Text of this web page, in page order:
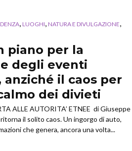
, LUOGHI, NATURA E DIVULGAZIONE,
piano per la
degli eventi
il caos per
dei divieti
ALLE AUTORITA’ ETNEE di Giuseppe
ritorna il solito caos. Un ingorgo di auto,
che genera, ancora una volta...